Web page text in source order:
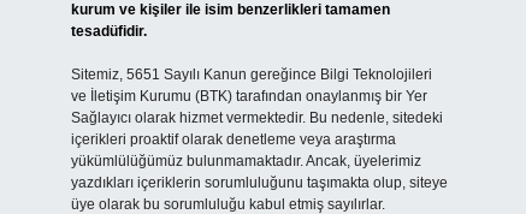
kurum ve kişiler ile isim benzerlikleri tamamen
tesadüfidir.
Sitemiz, 5651 Sayılı Kanun gereğince Bilgi Teknolojileri
ve İletişim Kurumu (BTK) tarafından onaylanmış bir Yer
Sağlayıcı olarak hizmet vermektedir. Bu nedenle, sitedeki
içerikleri proaktif olarak denetleme veya araştırma
yükümlülüğümüz bulunmamaktadır. Ancak, üyelerimiz
yazdıkları içeriklerin sorumluluğunu taşımakta olup, siteye
üye olarak bu sorumluluğu kabul etmiş sayılırlar.